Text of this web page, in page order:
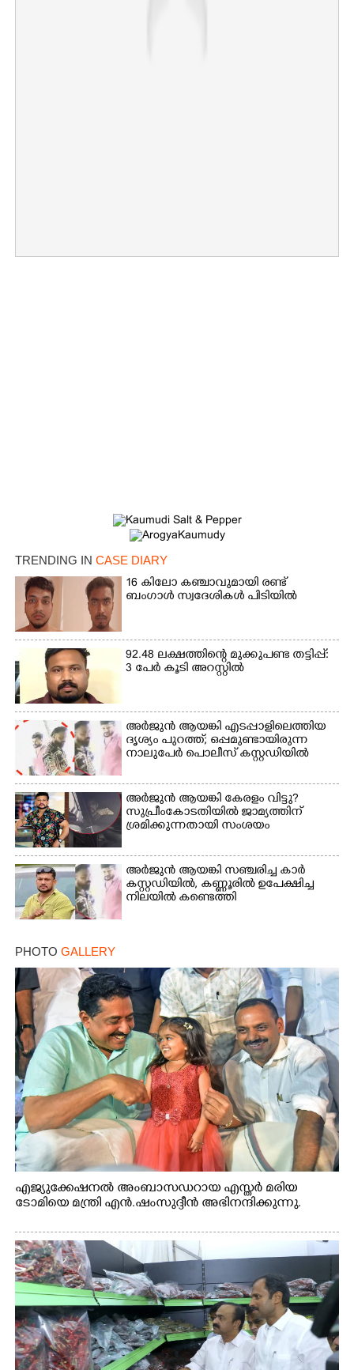
TRENDING IN CASE DIARY
16 കിലോ കഞ്ചാവുമായി രണ്ട്
ബംഗാൾ സ്വദേശികൾ പിടിയിൽ
92.48 ലക്ഷത്തിന്റെ മുക്കുപണ്ട തട്ടിപ്പ്:
3 പേർ കൂടി അറസ്റ്റിൽ
അർജുൻ ആയങ്കി എടപ്പാളിലെത്തിയ
ദൃശ്യം പുറത്ത്; ഒപ്പമുണ്ടായിരുന്ന
നാലുപേർ പൊലീസ് കസ്റ്റഡിയിൽ
അർജുൻ ആയങ്കി കേരളം വിട്ടു?
സുപ്രീംകോടതിയിൽ ജാമ്യത്തിന്
ശ്രമിക്കുന്നതായി സംശയം
അർജുൻ ആയങ്കി സഞ്ചരിച്ച കാർ
കസ്റ്റഡിയിൽ,​ കണ്ണൂരിൽ ഉപേക്ഷിച്ച
നിലയിൽ കണ്ടെത്തി
PHOTO GALLERY
എജ്യുക്കേഷനൽ അംബാസഡറായ എസ്തർ മരിയ
ടോമിയെ മന്ത്രി എൻ.ഷംസുദ്ദീൻ അഭിനന്ദിക്കുന്നു.
Share this link
Copy Link